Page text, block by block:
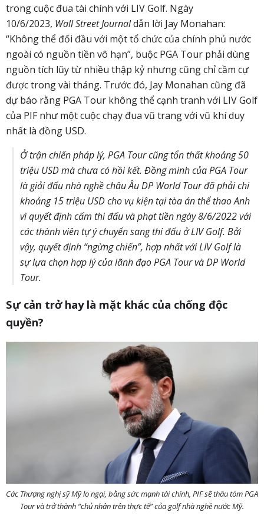
trong cuộc đua tài chính với LIV Golf. Ngày
10/6/2023, Wall Street Journaldẫn lời Jay Monahan:
“Không thể đối đầu với một tổ chức của chính phủ nước
ngoài có nguồn tiền vô hạn”, buộc PGA Tour phải dùng
nguồn tích lũy từ nhiều thập kỷ nhưng cũng chỉ cầm cự
được trong vài tháng. Trước đó, Jay Monahan cũng đã
dự báo rằng PGA Tour không thể cạnh tranh với LIV Golf
của PIF như một cuộc chạy đua vũ trang với vũ khí duy
nhất là đồng USD.
Ở trận chiến pháp lý, PGA Tour cũng tổn thất khoảng 50
triệu USD mà chưa có hồi kết. Đồng minh của PGA Tour
là giải đấu nhà nghề châu Âu DP World Tour đã phải chi
khoảng 15 triệu USD cho vụ kiện tại tòa án thể thao Anh
vì quyết định cấm thi đấu và phạt tiền ngày 8/6/2022 với
các thành viên tự ý chuyển sang thi đấu ở LIV Golf. Bởi
vậy, quyết định “ngừng chiến”, hợp nhất với LIV Golf là
sự lựa chọn hợp lý của lãnh đạo PGA Tour và DP World
Tour.
Sự cản trở hay là mặt khác của chống độc
quyền?
Các Thượng nghị sỹ Mỹ lo ngại, bằng sức mạnh tài chính, PIF sẽ thâu tóm PGA
Tour và trở thành “chủ nhân trên thực tế” của golf nhà nghề nước Mỹ.